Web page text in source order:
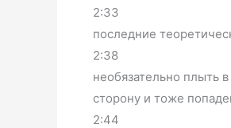
2:33
последние
2:38
необязательно плыть
сторону и тоже
2:44